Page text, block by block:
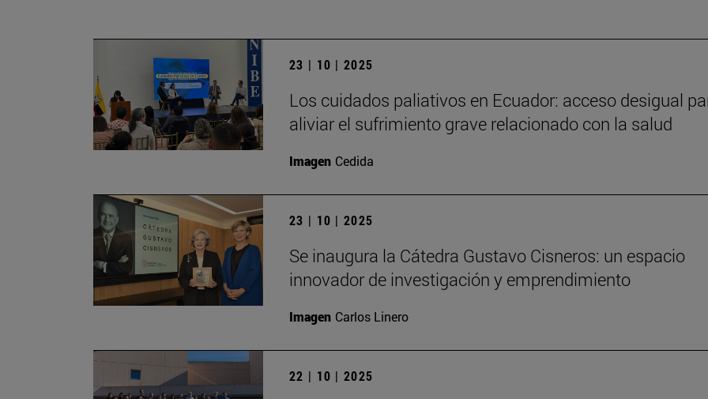
23 | 10 | 2025
Los cuidados paliativos en Ecuador: acceso desigual
aliviar el sufrimiento grave relacionado con la salud
Imagen Cedida
23 | 10 | 2025
Se inaugura la Cátedra Gustavo Cisneros: un espacio
innovador de investigación y emprendimiento
Imagen Carlos Linero
22 | 10 | 2025